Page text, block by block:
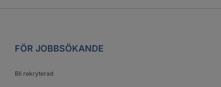
FÖR JOBBSÖKANDE
Bli rekryterad